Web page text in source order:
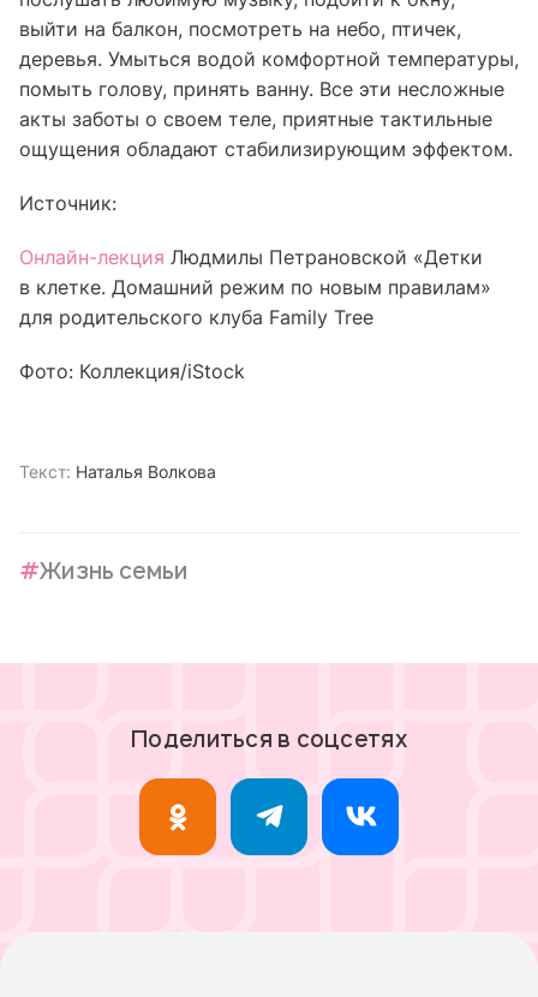
выйти на балкон, посмотреть на небо, птичек,
деревья. Умыться водой комфортной температуры,
помыть голову, принять ванну. Все эти несложные
акты заботы о своем теле, приятные тактильные
ощущения обладают стабилизирующим эффектом.
Источник:
Онлайн-лекция Людмилы Петрановской «Детки
в клетке. Домашний режим по новым правилам»
для родительского клуба Family Tree
Фото: Коллекция/iStock
Текст: Наталья Волкова
Жизнь семьи
Поделиться в соцсетях